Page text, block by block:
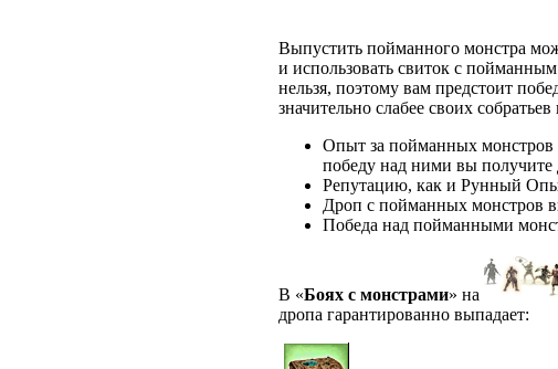
Выпустить пойманного монстра
и использовать свиток с
нельзя, поэтому вам предстоит
значительно слабее своих собратьев
Опыт за пойманных монстров
победу над ними вы получите
Репутацию, как и Рунный
Дроп с пойманных монстров
Победа над пойманными
В «Боях с монстрами» на
дропа гарантированно выпадает: